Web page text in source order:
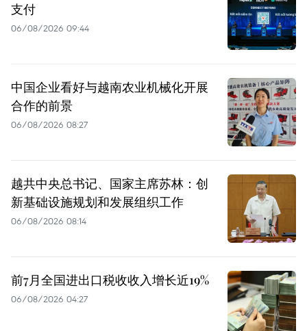
支付
06/08/2026 09:44
中国企业看好与越南农业机械化开展
合作的前景
06/08/2026 08:27
越共中央总书记、国家主席苏林：创
新基础设施规划和发展组织工作
06/08/2026 08:14
前7月全国进出口税收收入增长近19%
06/08/2026 04:27